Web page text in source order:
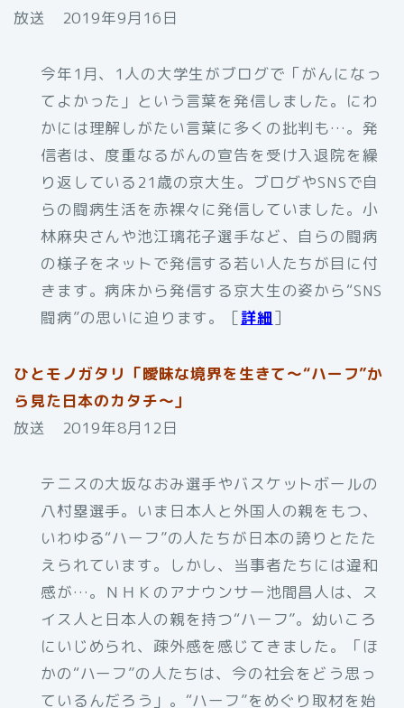
放送 2019年9月16日
今年1月、1人の大学生がブログで「がんになっ
てよかった」という言葉を発信しました。にわ
かには理解しがたい言葉に多くの批判も…。発
信者は、度重なるがんの宣告を受け入退院を繰
り返している21歳の京大生。ブログやSNSで自
らの闘病生活を赤裸々に発信していました。小
林麻央さんや池江璃花子選手など、自らの闘病
の様子をネットで発信する若い人たちが目に付
きます。病床から発信する京大生の姿から“SNS
闘病”の思いに迫ります。［詳細］
ひとモノガタリ「曖昧な境界を生きて～“ハーフ”か
ら見た日本のカタチ～」
放送 2019年8月12日
テニスの大坂なおみ選手やバスケットボールの
八村塁選手。いま日本人と外国人の親をもつ、
いわゆる“ハーフ”の人たちが日本の誇りとたた
えられています。しかし、当事者たちには違和
感が…。ＮＨＫのアナウンサー池間昌人は、ス
イス人と日本人の親を持つ“ハーフ”。幼いころ
にいじめられ、疎外感を感じてきました。「ほ
かの“ハーフ”の人たちは、今の社会をどう思っ
ているんだろう」。“ハーフ”をめぐり取材を始